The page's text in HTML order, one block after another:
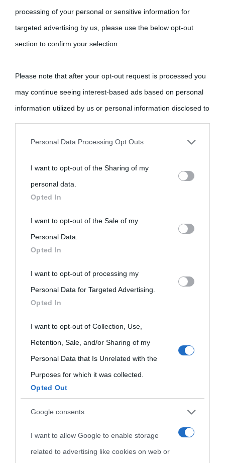
processing of your personal or sensitive information for
targeted advertising by us, please use the below opt-out
section to confirm your selection.
Please note that after your opt-out request is processed you
may continue seeing interest-based ads based on personal
information utilized by us or personal information disclosed to
third parties prior to your opt-out.
personal information by third parties on the IAB’s list of
downstream participants.
This information may also be disclosed by us to third parties
on the IAB’s List of Downstream Participants that may further
disclose it to other third parties.
Please note that this website/app uses one or more Google
services and may gather and store information including but
not limited to your visit or usage behaviour. You may click to
grant or deny consent to Google and its third-party tags to
use your data for below specified purposes in below Google
consent section.
Personal Data Processing Opt Outs
I want to opt-out of the Sharing of my
personal data.
Opted In
I want to opt-out of the Sale of my
Personal Data.
Opted In
I want to opt-out of processing my
Personal Data for Targeted Advertising.
Opted In
I want to opt-out of Collection, Use,
Retention, Sale, and/or Sharing of my
Personal Data that Is Unrelated with the
Purposes for which it was collected.
Opted Out
Google consents
I want to allow Google to enable storage
related to advertising like cookies on web or
Cultura
Cultura è un blog del sito Biografieonline © 2012-2025 •
come Affiliato Amazon il sito ricava commissioni sugli acquisti